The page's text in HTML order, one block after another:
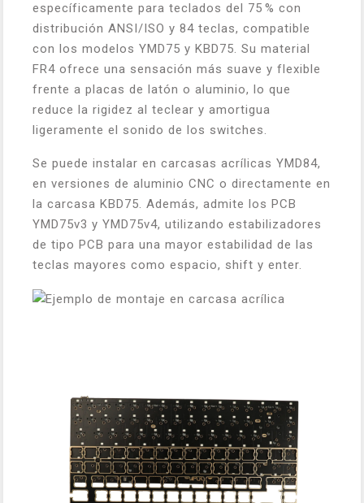
específicamente para teclados del 75 % con
distribución ANSI/ISO y 84 teclas, compatible
con los modelos YMD75 y KBD75. Su material
FR4 ofrece una sensación más suave y flexible
frente a placas de latón o aluminio, lo que
reduce la rigidez al teclear y amortigua
ligeramente el sonido de los switches.
Se puede instalar en carcasas acrílicas YMD84,
en versiones de aluminio CNC o directamente en
la carcasa KBD75. Además, admite los PCB
YMD75v3 y YMD75v4, utilizando estabilizadores
de tipo PCB para una mayor estabilidad de las
teclas mayores como espacio, shift y enter.